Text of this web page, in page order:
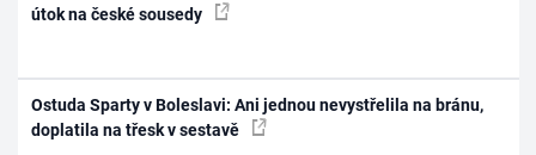
útok na české sousedy
Ostuda Sparty v Boleslavi: Ani jednou nevystřelila na bránu,
doplatila na třesk v sestavě